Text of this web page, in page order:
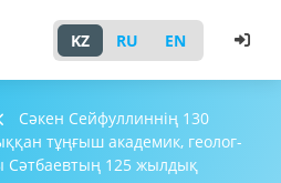
KZ RU EN
Сәкен Сейфуллиннің 130
тұңғыш академик, геолог-
125 жылдық